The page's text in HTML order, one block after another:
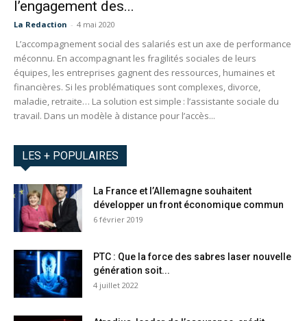
l’engagement des...
La Redaction - 4 mai 2020
L’accompagnement social des salariés est un axe de performance
méconnu. En accompagnant les fragilités sociales de leurs
équipes, les entreprises gagnent des ressources, humaines et
financières. Si les problématiques sont complexes, divorce,
maladie, retraite… La solution est simple : l’assistante sociale du
travail. Dans un modèle à distance pour l’accès...
LES + POPULAIRES
La France et l’Allemagne souhaitent
développer un front économique commun
6 février 2019
PTC : Que la force des sabres laser nouvelle
génération soit...
4 juillet 2022